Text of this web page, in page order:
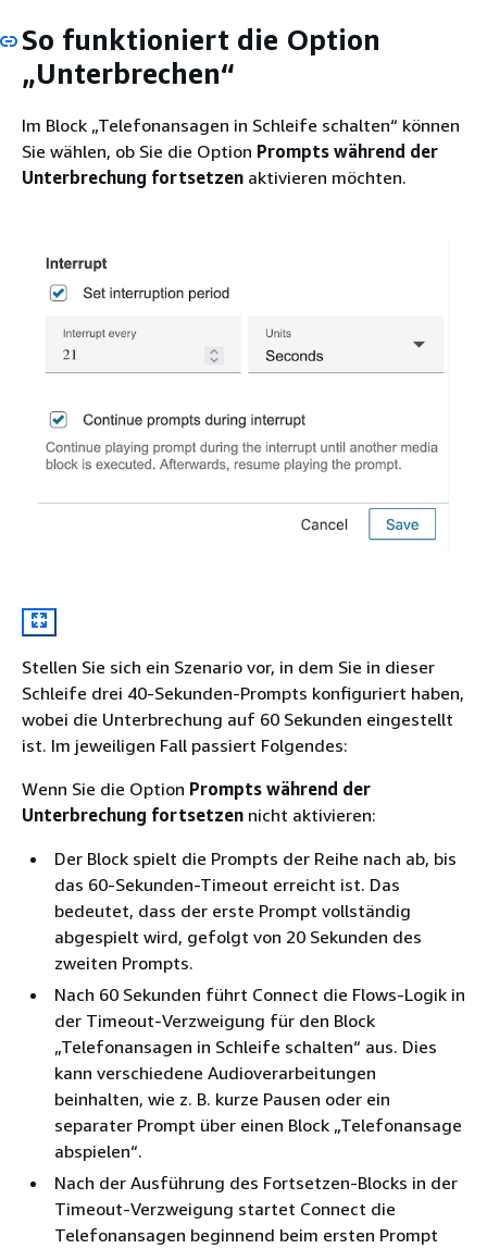
So funktioniert die Option
„Unterbrechen“
Im Block „Telefonansagen in Schleife schalten“ können
Sie wählen, ob Sie die Option Prompts während der
Unterbrechung fortsetzen aktivieren möchten.
Stellen Sie sich ein Szenario vor, in dem Sie in dieser
Schleife drei 40-Sekunden-Prompts konfiguriert haben,
wobei die Unterbrechung auf 60 Sekunden eingestellt
ist. Im jeweiligen Fall passiert Folgendes:
Wenn Sie die Option Prompts während der
Unterbrechung fortsetzen nicht aktivieren:
Der Block spielt die Prompts der Reihe nach ab, bis
das 60-Sekunden-Timeout erreicht ist. Das
bedeutet, dass der erste Prompt vollständig
abgespielt wird, gefolgt von 20 Sekunden des
zweiten Prompts.
Nach 60 Sekunden führt Connect die Flows-Logik in
der Timeout-Verzweigung für den Block
„Telefonansagen in Schleife schalten“ aus. Dies
kann verschiedene Audioverarbeitungen
beinhalten, wie z. B. kurze Pausen oder ein
separater Prompt über einen Block „Telefonansage
abspielen“.
Nach der Ausführung des Fortsetzen-Blocks in der
Timeout-Verzweigung startet Connect die
Telefonansagen beginnend beim ersten Prompt